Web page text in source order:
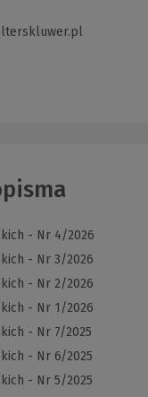
strony)
- Nr 4/2026
- Nr 3/2026
- Nr 2/2026
- Nr 1/2026
- Nr 7/2025
- Nr 6/2025
- Nr 5/2025